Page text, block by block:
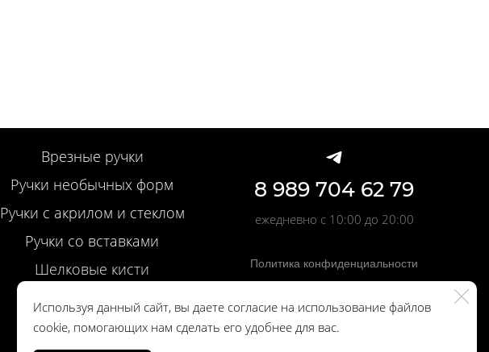
Врезные ручки
Ручки необычных форм
Ручки с акрилом и стеклом
Ручки со вставками
Шелковые кисти
Дверные ручки
8 989 704 62 79
ежедневно с 10:00 до 20:00
Политика конфиденциальности
Используя данный сайт, вы даете согласие на использование файлов
cookie, помогающих нам сделать его удобнее для вас.